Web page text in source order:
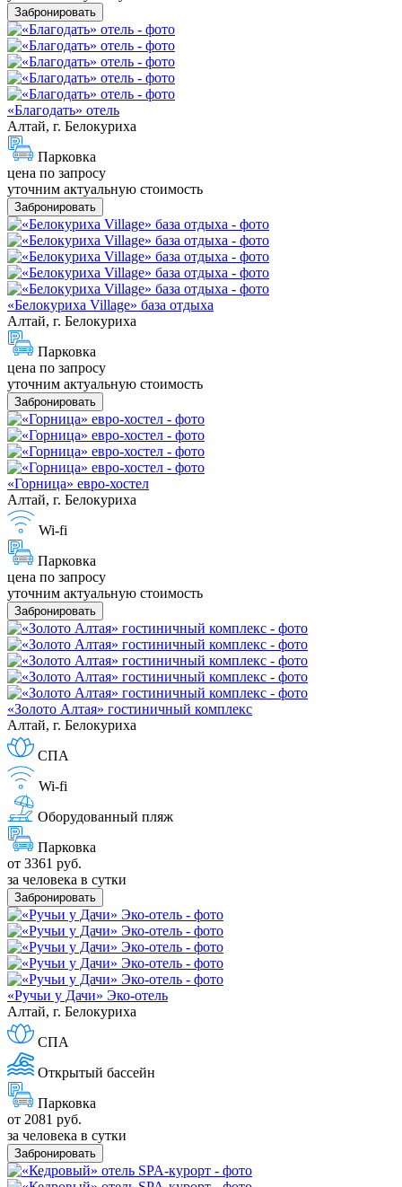
Забронировать
«Благодать» отель
Алтай, г. Белокуриха
Парковка
цена по запросу
уточним актуальную стоимость
Забронировать
«Белокуриха Village» база отдыха
Алтай, г. Белокуриха
Парковка
цена по запросу
уточним актуальную стоимость
Забронировать
«Горница» евро-хостел
Алтай, г. Белокуриха
Wi-fi
Парковка
цена по запросу
уточним актуальную стоимость
Забронировать
«Золото Алтая» гостиничный комплекс
Алтай, г. Белокуриха
СПА
Wi-fi
Оборудованный пляж
Парковка
от 3361 руб.
за человека в сутки
Забронировать
«Ручьи у Дачи» Эко-отель
Алтай, г. Белокуриха
СПА
Открытый бассейн
Парковка
от 2081 руб.
за человека в сутки
Забронировать